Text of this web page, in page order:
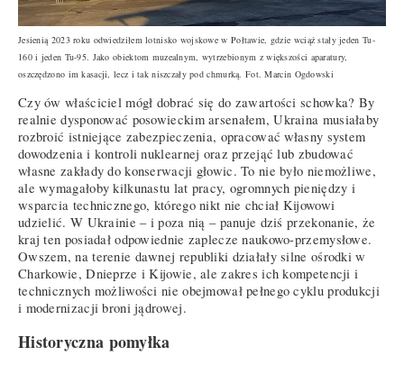
Jesienią 2023 roku odwiedziłem lotnisko wojskowe w Połtawie, gdzie wciąż stały jeden Tu-
160 i jeden Tu-95. Jako obiektom muzealnym, wytrzebionym z większości aparatury,
oszczędzono im kasacji, lecz i tak niszczały pod chmurką. Fot. Marcin Ogdowski
Czy ów właściciel mógł dobrać się do zawartości schowka? By
realnie dysponować posowieckim arsenałem, Ukraina musiałaby
rozbroić istniejące zabezpieczenia, opracować własny system
dowodzenia i kontroli nuklearnej oraz przejąć lub zbudować
własne zakłady do konserwacji głowic. To nie było niemożliwe,
ale wymagałoby kilkunastu lat pracy, ogromnych pieniędzy i
wsparcia technicznego, którego nikt nie chciał Kijowowi
udzielić. W Ukrainie – i poza nią – panuje dziś przekonanie, że
kraj ten posiadał odpowiednie zaplecze naukowo-przemysłowe.
Owszem, na terenie dawnej republiki działały silne ośrodki w
Charkowie, Dnieprze i Kijowie, ale zakres ich kompetencji i
technicznych możliwości nie obejmował pełnego cyklu produkcji
i modernizacji broni jądrowej.
Historyczna pomyłka